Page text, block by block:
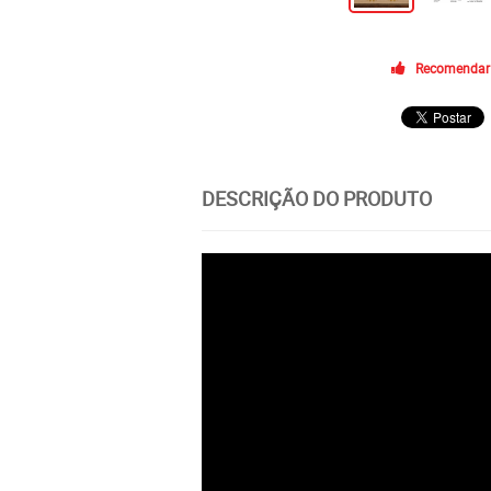
DESCRIÇÃO DO PRODUTO